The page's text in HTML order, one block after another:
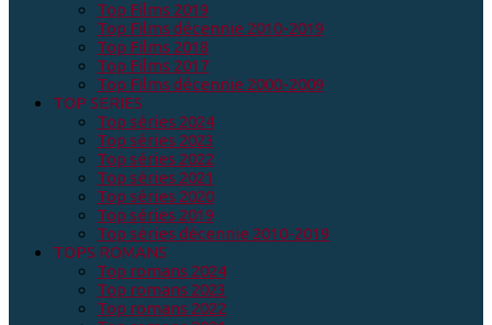
Top Films 2019
Top Films décennie 2010-2019
Top Films 2018
Top Films 2017
Top Films décennie 2000-2009
TOP SERIES
Top séries 2024
Top séries 2023
Top séries 2022
Top séries 2021
Top séries 2020
Top séries 2019
Top séries décennie 2010-2019
TOPS ROMANS
Top romans 2024
Top romans 2023
Top romans 2022